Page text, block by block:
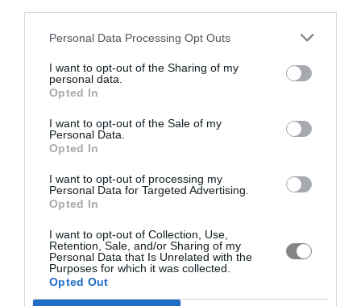
Personal Data Processing Opt Outs
I want to opt-out of the Sharing of my
personal data.
Opted In
I want to opt-out of the Sale of my
Personal Data.
Opted In
I want to opt-out of processing my
Personal Data for Targeted Advertising.
Opted In
I want to opt-out of Collection, Use,
Retention, Sale, and/or Sharing of my
Personal Data that Is Unrelated with the
Purposes for which it was collected.
Opted Out